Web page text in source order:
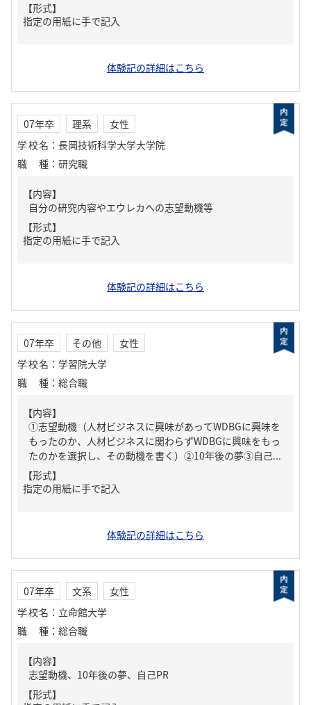
【形式】
指定の用紙に手で記入
体験記の詳細はこちら
07年卒 理系
女性
学校名 ： 長岡技術科学大学大学院
職種 ： 研究職
【内容】
自分の研究内容やエウレカへの志望動機等
【形式】
指定の用紙に手で記入
体験記の詳細はこちら
07年卒 その他
女性
学校名 ： 学習院大学
職種 ： 総合職
【内容】
①志望動機（人材ビジネスに興味があってWDBGに興味を
もったのか、人材ビジネスに関わらずWDBGに興味をもっ
たのかを選択し、その動機を書く）②10年後の夢③自己...
【形式】
指定の用紙に手で記入
体験記の詳細はこちら
07年卒 文系
女性
学校名 ： 立命館大学
職種 ： 総合職
【内容】
志望動機、10年後の夢、自己PR
【形式】